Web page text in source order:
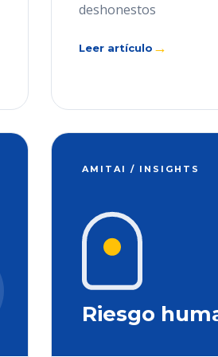
deshonestos
Leer artículo →
AMITAI / INSIGHTS
Riesgo